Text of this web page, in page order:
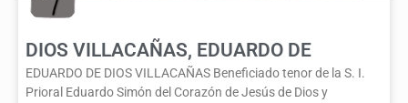
DIOS VILLACAÑAS, EDUARDO DE
EDUARDO DE DIOS VILLACAÑAS Beneficiado tenor de la S. I.
Prioral Eduardo Simón del Corazón de Jesús de Dios y